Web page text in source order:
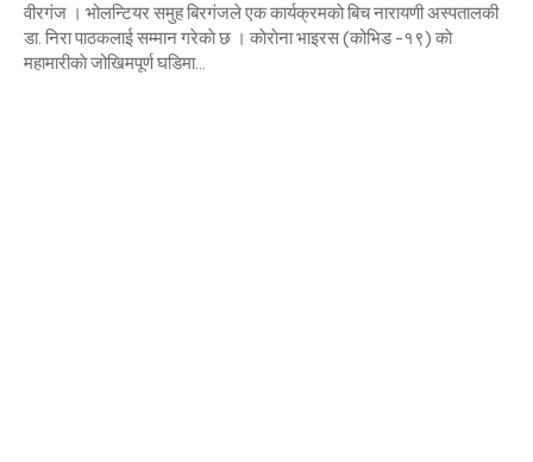
वीरगंज । भोलन्टियर समुह बिरगंजले एक कार्यक्रमकाे बिच नारायणी अस्पतालकी
डा. निरा पाठकलाई सम्मान गरेकाे छ । काेराेना भाइरस (कोभिड -१९) काे
महामारीकाे जोखिमपूर्ण घडिमा...